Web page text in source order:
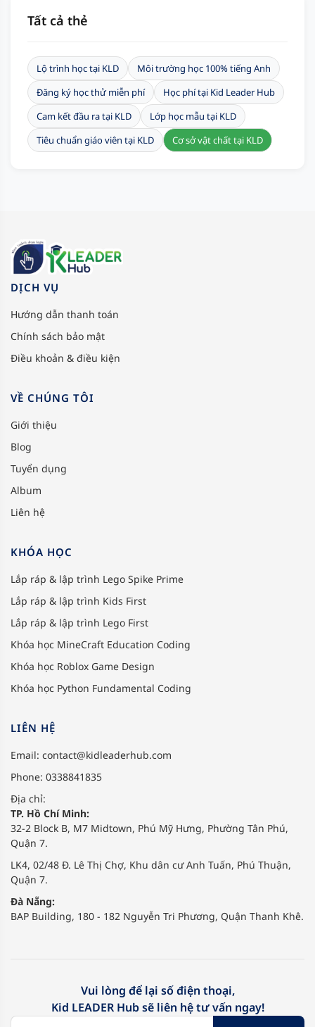
Tất cả thẻ
Lộ trình học tại KLD
Môi trường học 100% tiếng Anh
Đăng ký học thử miễn phí
Học phí tại Kid Leader Hub
Cam kết đầu ra tại KLD
Lớp học mẫu tại KLD
Tiêu chuẩn giáo viên tại KLD
Cơ sở vật chất tại KLD
DỊCH VỤ
Hướng dẫn thanh toán
Chính sách bảo mật
Điều khoản & điều kiện
VỀ CHÚNG TÔI
Giới thiệu
Blog
Tuyển dụng
Album
Liên hệ
KHÓA HỌC
Lắp ráp & lập trình Lego Spike Prime
Lắp ráp & lập trình Kids First
Lắp ráp & lập trình Lego First
Khóa học MineCraft Education Coding
Khóa học Roblox Game Design
Khóa học Python Fundamental Coding
LIÊN HỆ
Email: contact@kidleaderhub.com
Phone: 0338841835
Địa chỉ:
TP. Hồ Chí Minh:
32-2 Block B, M7 Midtown, Phú Mỹ Hưng, Phường Tân Phú,
Quận 7.
LK4, 02/48 Đ. Lê Thị Chợ, Khu dân cư Anh Tuấn, Phú Thuận,
Quận 7.
Đà Nẵng:
BAP Building, 180 - 182 Nguyễn Tri Phương, Quận Thanh Khê.
Vui lòng để lại số điện thoại,
Kid LEADER Hub sẽ liên hệ tư vấn ngay!